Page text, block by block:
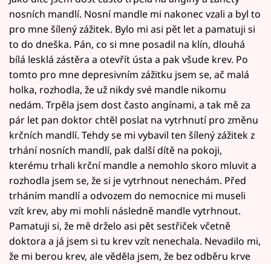
nosních mandlí. Nosní mandle mi nakonec vzali a byl to
pro mne šílený zážitek. Bylo mi asi pět let a pamatuji si
to do dneška. Pán, co si mne posadil na klín, dlouhá
bílá lesklá zástěra a otevřít ústa a pak všude krev. Po
tomto pro mne depresivním zážitku jsem se, ač malá
holka, rozhodla, že už nikdy své mandle nikomu
nedám. Trpěla jsem dost často angínami, a tak mě za
pár let pan doktor chtěl poslat na vytrhnutí pro změnu
krčních mandlí. Tehdy se mi vybavil ten šílený zážitek z
trhání nosních mandlí, pak další dítě na pokoji,
kterému trhali krční mandle a nemohlo skoro mluvit a
rozhodla jsem se, že si je vytrhnout nenechám. Před
trháním mandlí a odvozem do nemocnice mi museli
vzít krev, aby mi mohli následně mandle vytrhnout.
Pamatuji si, že mě drželo asi pět sestřiček včetně
doktora a já jsem si tu krev vzít nenechala. Nevadilo mi,
že mi berou krev, ale věděla jsem, že bez odběru krve